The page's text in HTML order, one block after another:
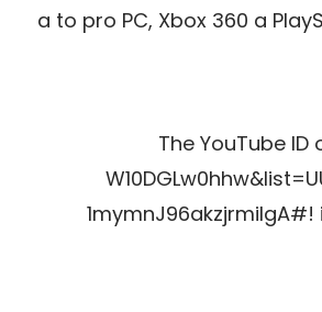
a to pro PC, Xbox 360 a
The YouTube ID
1mymnJ96akzjrmiIgA#!